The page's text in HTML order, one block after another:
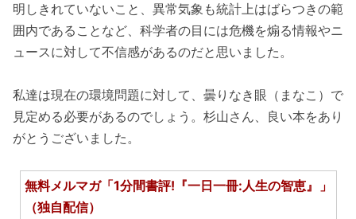
明しきれていないこと、異常気象も統計上はばらつきの範
囲内であることなど、科学者の目には危機を煽る情報やニ
ュースに対して不信感があるのだと思いました。
私達は現在の環境問題に対して、曇りなき眼（まなこ）で
見定める必要があるのでしょう。杉山さん、良い本をあり
がとうございました。
無料メルマガ「1分間書評!『一日一冊:人生の智恵』」
（独自配信）